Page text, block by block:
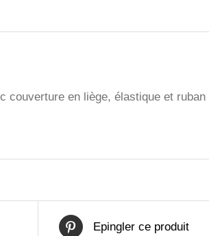
couverture en liège, élastique et
Epingler ce produit